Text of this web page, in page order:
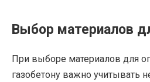
Выбор материалов
При выборе материалов для
газобетону важно учитывать